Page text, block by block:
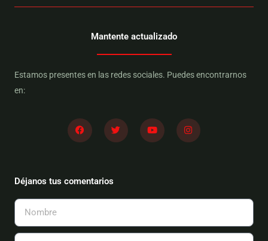
Mantente actualizado
Estamos presentes en las redes sociales. Puedes encontrarnos
en:
F
a
c
k
T
w
i
Y
o
u
I
n
s
Déjanos tus comentarios
Nombre